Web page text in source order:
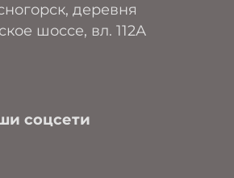
деревня
шоссе, вл. 112А
соцсети